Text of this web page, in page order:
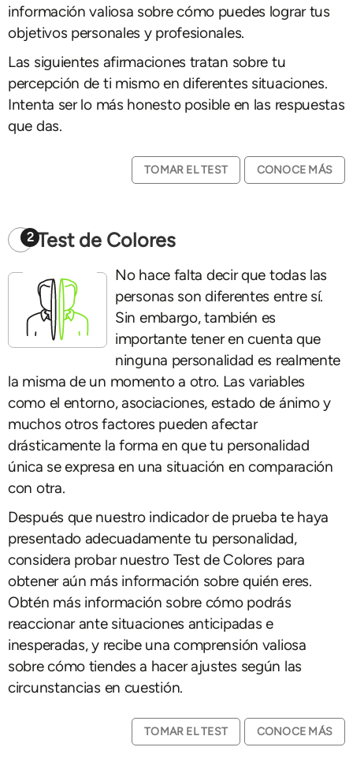
información valiosa sobre cómo puedes lograr tus
objetivos personales y profesionales.
Las siguientes afirmaciones tratan sobre tu
percepción de ti mismo en diferentes situaciones.
Intenta ser lo más honesto posible en las respuestas
que das.
TOMAR EL TEST CONOCE MÁS
2 Test de Colores
No hace falta decir que todas las
personas son diferentes entre sí.
Sin embargo, también es
importante tener en cuenta que
ninguna personalidad es realmente
la misma de un momento a otro. Las variables
como el entorno, asociaciones, estado de ánimo y
muchos otros factores pueden afectar
drásticamente la forma en que tu personalidad
única se expresa en una situación en comparación
con otra.
Después que nuestro indicador de prueba te haya
presentado adecuadamente tu personalidad,
considera probar nuestro Test de Colores para
obtener aún más información sobre quién eres.
Obtén más información sobre cómo podrás
reaccionar ante situaciones anticipadas e
inesperadas, y recibe una comprensión valiosa
sobre cómo tiendes a hacer ajustes según las
circunstancias en cuestión.
TOMAR EL TEST CONOCE MÁS